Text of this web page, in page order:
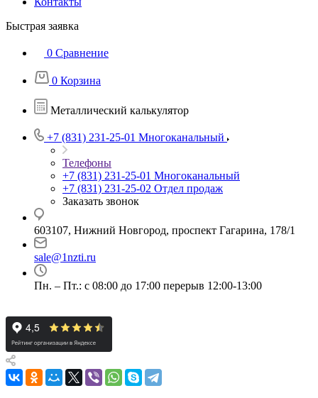
Быстрая заявка
0 Сравнение
0 Корзина
Металлический калькулятор
+7 (831) 231-25-01 Многоканальный
Телефоны
+7 (831) 231-25-01 Многоканальный
+7 (831) 231-25-02 Отдел продаж
Заказать звонок
603107, Нижний Новгород, проспект Гагарина, 178/1
sale@1nzti.ru
Пн. – Пт.: с 08:00 до 17:00 перерыв 12:00-13:00